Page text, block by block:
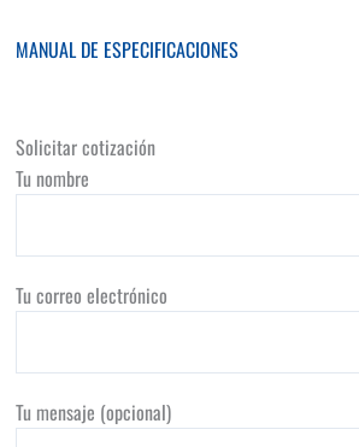
MANUAL DE ESPECIFICACIONES
Solicitar cotización
Tu nombre
Tu correo electrónico
Tu mensaje (opcional)